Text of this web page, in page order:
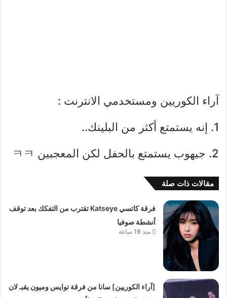
آراء الكوريين ومستخدمي الانترنت :
1. إنه يستمتع أكثر من البلينك..
2. جيهوب يستمتع بالحفل لكن المعجبين ㅋㅋ
مقالات ذات صلة
فرقة كاتسي Katseye تقترب من التفكك بعد توقف
أنشطة صوفيا
منذ 19 ساعة
[آراء الكوريين] سانا من فرقة توايس وميون يقبـ لان